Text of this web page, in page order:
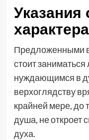
Указания
характера
Предложенными
стоит
нуждающимся в
верхоглядству
крайней мере, до
душа, не откроет
духа.